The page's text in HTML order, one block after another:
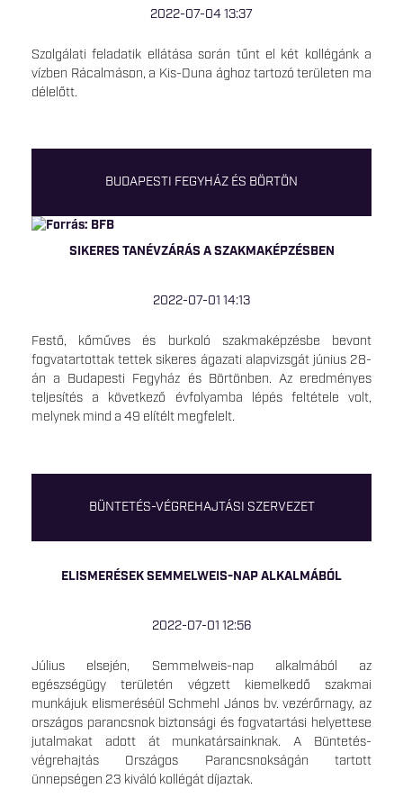
2022-07-04 13:37
Szolgálati feladatik ellátása során tűnt el két kollégánk a
vízben Rácalmáson, a Kis-Duna ághoz tartozó területen ma
délelőtt.
BUDAPESTI FEGYHÁZ ÉS BÖRTÖN
SIKERES TANÉVZÁRÁS A SZAKMAKÉPZÉSBEN
2022-07-01 14:13
Festő, kőműves és burkoló szakmaképzésbe bevont
fogvatartottak tettek sikeres ágazati alapvizsgát június 28-
án a Budapesti Fegyház és Börtönben. Az eredményes
teljesítés a következő évfolyamba lépés feltétele volt,
melynek mind a 49 elítélt megfelelt.
BÜNTETÉS-VÉGREHAJTÁSI SZERVEZET
ELISMERÉSEK SEMMELWEIS-NAP ALKALMÁBÓL
2022-07-01 12:56
Július elsején, Semmelweis-nap alkalmából az
egészségügy területén végzett kiemelkedő szakmai
munkájuk elismeréséül Schmehl János bv. vezérőrnagy, az
országos parancsnok biztonsági és fogvatartási helyettese
jutalmakat adott át munkatársainknak. A Büntetés-
végrehajtás Országos Parancsnokságán tartott
ünnepségen 23 kiváló kollégát díjaztak.